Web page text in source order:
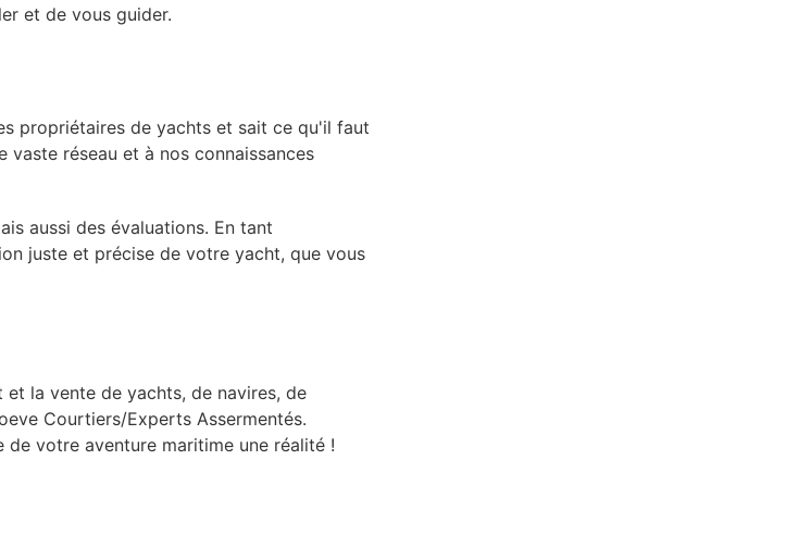
et de vous guider.
propriétaires de yachts et sait ce qu'il faut
réseau et à nos connaissances
aussi des évaluations. En tant
juste et précise de votre yacht, que vous
la vente de yachts, de navires, de
Courtiers/Experts Assermentés.
votre aventure maritime une réalité !